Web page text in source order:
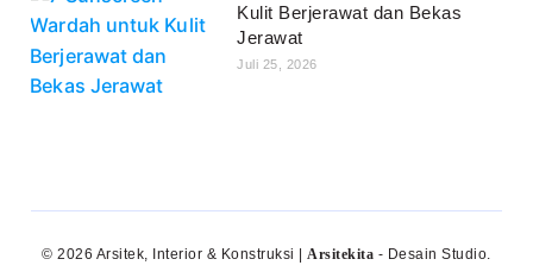
Kulit Berjerawat dan Bekas
Jerawat
Juli 25, 2026
© 2026 Arsitek, Interior & Konstruksi |Arsitekita - Desain Studio.